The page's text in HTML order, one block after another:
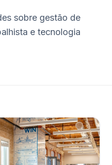
sobre gestão de
e tecnologia